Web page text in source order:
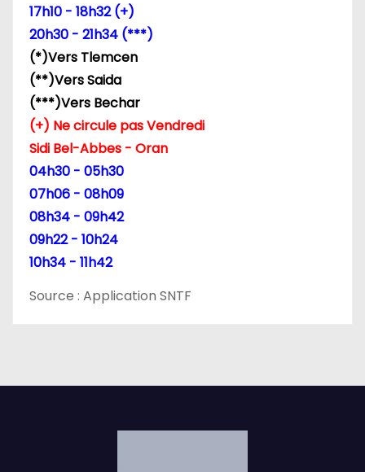
a
r
t
c
e
17h10 - 18h32 (+)
20h30 - 21h34 (***)
(*)Vers Tlemcen
(**)Vers Saida
(***)Vers Bechar
(+) Ne circule pas Vendredi
Sidi Bel-Abbes - Oran
04h30 - 05h30
07h06 - 08h09
08h34 - 09h42
09h22 - 10h24
10h34 - 11h42
Source : Application SNTF